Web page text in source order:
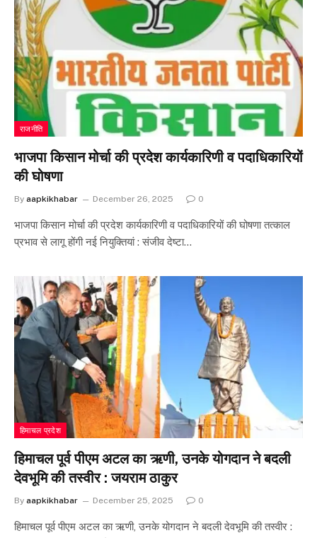
राजनीति
भाजपा किसान मोर्चा की प्रदेश कार्यकारिणी व पदाधिकारियों
की घोषणा
By aapkikhabar December 26, 2025 0
भाजपा किसान मोर्चा की प्रदेश कार्यकारिणी व पदाधिकारियों की घोषणा तत्काल
प्रभाव से लागू होंगी नई नियुक्तियां : संजीव देष्टा…
हिमाचल प्रदेश
हिमाचल पूर्व पीएम अटल का ऋणी, उनके योगदान ने बदली
देवभूमि की तस्वीर : जयराम ठाकुर
By aapkikhabar December 25, 2025 0
हिमाचल पूर्व पीएम अटल का ऋणी, उनके योगदान ने बदली देवभूमि की तस्वीर :